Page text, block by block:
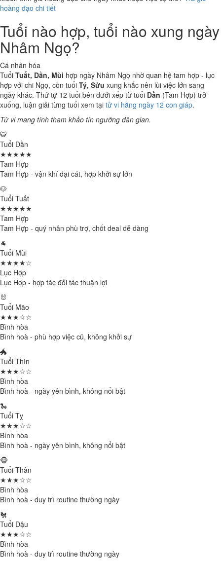
hoàng đạo chi tiết
Tuổi nào hợp, tuổi nào xung ngày
Nhâm Ngọ?
Cá nhân hóa
Tuổi Tuất, Dần, Mùi hợp ngày Nhâm Ngọ nhờ quan hệ tam hợp - lục
hợp với chi Ngọ, còn tuổi Tý, Sửu xung khắc nên lùi việc lớn sang
ngày khác. Thứ tự 12 tuổi bên dưới xếp từ tuổi Dần (Tam Hợp) trở
xuống, luận giải từng tuổi xem tại tử vi hằng ngày 12 con giáp.
Tử vi mang tính tham khảo tín ngưỡng dân gian.
🐯
Tuổi Dần
★★★★★
Tam Hợp
Tam Hợp - vận khí đại cát, hợp khởi sự lớn
🐶
Tuổi Tuất
★★★★★
Tam Hợp
Tam Hợp - quý nhân phù trợ, chốt deal dễ dàng
🐐
Tuổi Mùi
★★★★☆
Lục Hợp
Lục Hợp - hợp tác đối tác thuận lợi
🐰
Tuổi Mão
★★★☆☆
Bình hòa
Bình hoà - phù hợp việc cũ, không khởi sự
🐲
Tuổi Thìn
★★★☆☆
Bình hòa
Bình hoà - ngày yên bình, không nổi bật
🐍
Tuổi Tỵ
★★★☆☆
Bình hòa
Bình hoà - ngày yên bình, không nổi bật
🐵
Tuổi Thân
★★★☆☆
Bình hòa
Bình hoà - duy trì routine thường ngày
🐔
Tuổi Dậu
★★★☆☆
Bình hòa
Bình hoà - duy trì routine thường ngày